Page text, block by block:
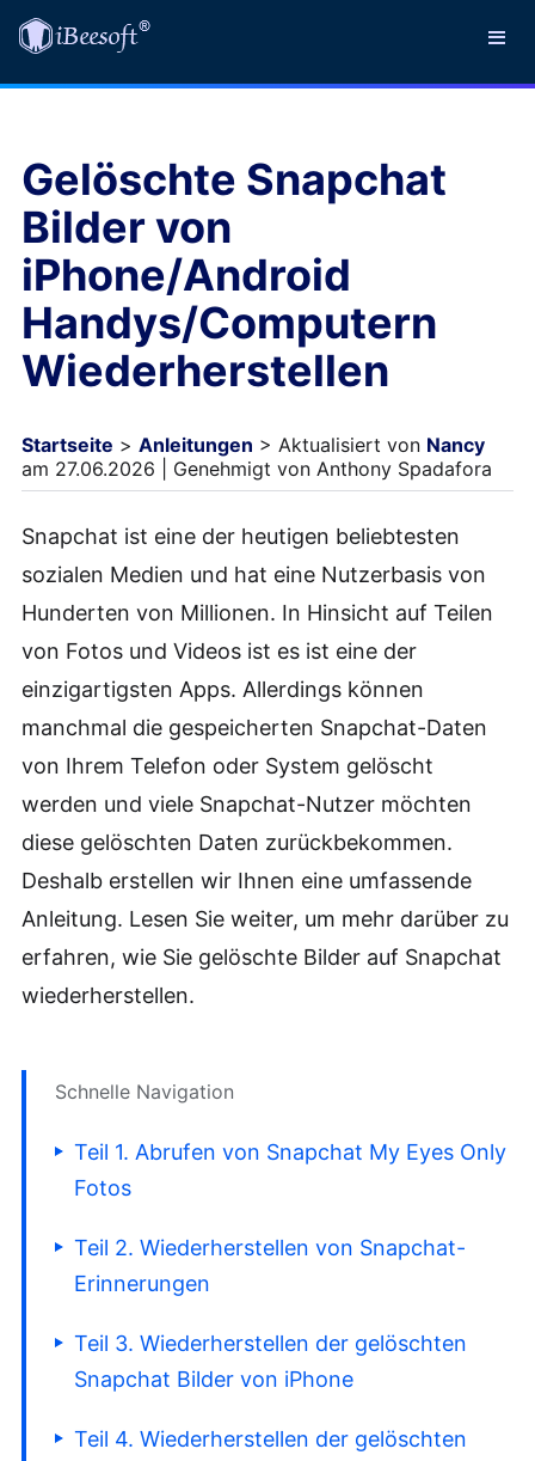
Gelöschte Snapchat
Bilder von
iPhone/Android
Handys/Computern
Wiederherstellen
Startseite > Anleitungen > Aktualisiert von Nancy
am 27.06.2026 | Genehmigt von Anthony Spadafora
Snapchat ist eine der heutigen beliebtesten
sozialen Medien und hat eine Nutzerbasis von
Hunderten von Millionen. In Hinsicht auf Teilen
von Fotos und Videos ist es ist eine der
einzigartigsten Apps. Allerdings können
manchmal die gespeicherten Snapchat-Daten
von Ihrem Telefon oder System gelöscht
werden und viele Snapchat-Nutzer möchten
diese gelöschten Daten zurückbekommen.
Deshalb erstellen wir Ihnen eine umfassende
Anleitung. Lesen Sie weiter, um mehr darüber zu
erfahren, wie Sie gelöschte Bilder auf Snapchat
wiederherstellen.
Schnelle Navigation
Teil 1. Abrufen von Snapchat My Eyes Only
Fotos
Teil 2. Wiederherstellen von Snapchat-
Erinnerungen
Teil 3. Wiederherstellen der gelöschten
Snapchat Bilder von iPhone
Teil 4. Wiederherstellen der gelöschten